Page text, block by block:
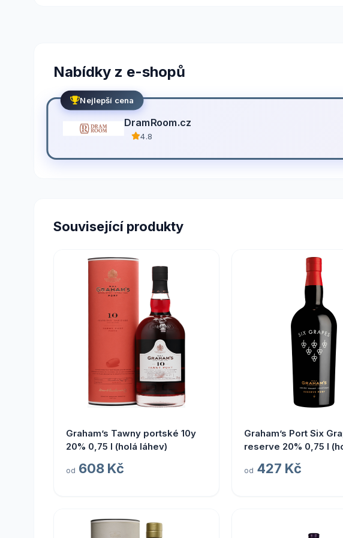
Nabídky z e-shopů
Nejlepší cena
DramRoom.cz
4.8
Související produkty
Graham’s Tawny portské 10y
20% 0,75 l (holá láhev)
od 608 Kč
Graham’s Port Six
reserve 20% 0,75 l
od 427 Kč